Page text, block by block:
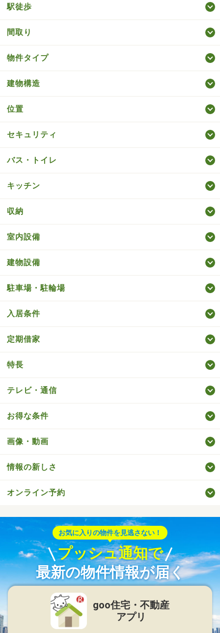
駅徒歩
間取り
物件タイプ
建物構造
位置
セキュリティ
バス・トイレ
キッチン
収納
室内設備
建物設備
駐車場・駐輪場
入居条件
定期借家
特長
テレビ・通信
お得な条件
画像・動画
情報の新しさ
オンライン予約
お気に入りの物件を見逃さない！
プッシュ通知で
最新の物件情報が届く
goo住宅・不動産
アプリ